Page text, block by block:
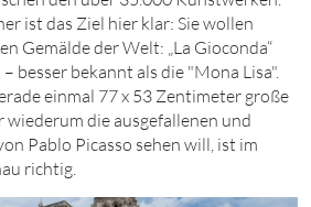
ist das Ziel hier klar: Sie wollen
Gemälde der Welt: „La Gioconda“
besser bekannt als die "Mona Lisa".
einmal 77 x 53 Zentimeter große
wiederum die ausgefallenen und
Pablo Picasso sehen will, ist im
richtig.